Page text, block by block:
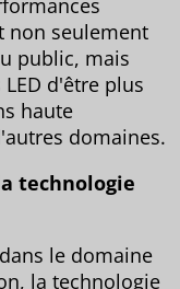
non seulement
public, mais
d'être plus
haute
domaines.
technologie
le domaine
la technologie